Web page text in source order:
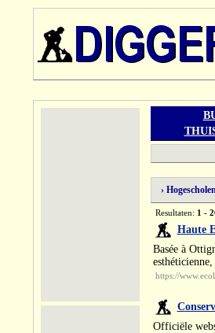
›
Resultaten: 1 -
Haute
Basée à
https://
Officiële